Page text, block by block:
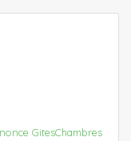
GitesChambres